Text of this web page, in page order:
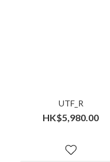
UTF_R
HK$5,980.00